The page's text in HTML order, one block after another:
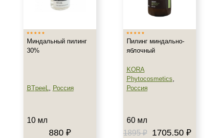
Россия
Тип товара
Коктейль
Тип пилинга
Миндальный пилинг
30%
BTpeeL, Россия
10 мл
880 ₽
Пилинг миндально-
яблочный
KORA
Phytocosmetics,
Россия
60 мл
1895 ₽
1705.50 ₽